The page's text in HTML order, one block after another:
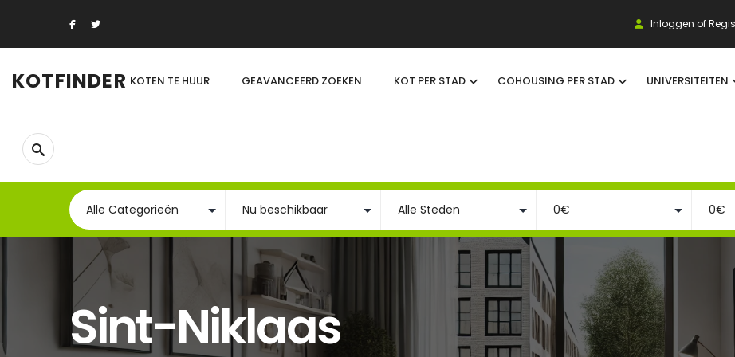
Inloggen of
KOTFINDER KOTEN TE HUUR GEAVANCEERD ZOEKEN KOT PER STAD COHOUSING PER STAD UNIVERSITEITEN
Sint-Niklaas